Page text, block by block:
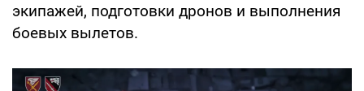
экипажей, подготовки дронов и выполнения
боевых вылетов.